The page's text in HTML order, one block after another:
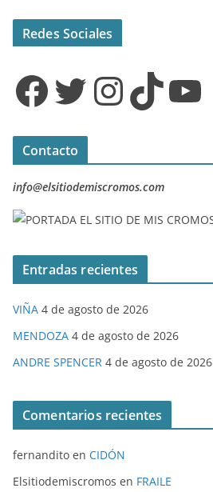
Redes Sociales
Facebook Twitter InstagramTikTok YouTube
Contacto
info@elsitiodemiscromos.com
Entradas recientes
VIÑA 4 de agosto de 2026
MENDOZA 4 de agosto de 2026
ANDRE SPENCER 4 de agosto de 2026
Comentarios recientes
fernandito en CIDÓN
Elsitiodemiscromos en FRAILE